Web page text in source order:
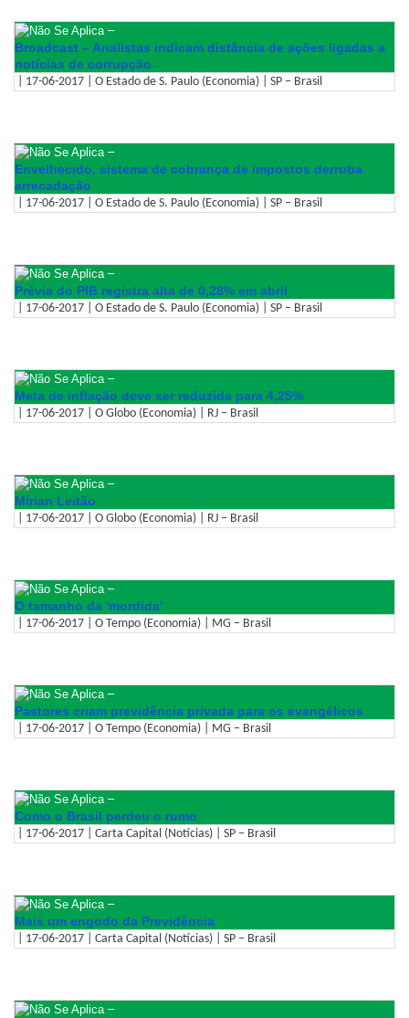
–
Broadcast – Analistas indicam distância de ações ligadas a
notícias de corrupção
| 17-06-2017 | O Estado de S. Paulo (Economia) | SP – Brasil
–
Envelhecido, sistema de cobrança de impostos derruba
arrecadação
| 17-06-2017 | O Estado de S. Paulo (Economia) | SP – Brasil
–
Prévia do PIB registra alta de 0,28% em abril
| 17-06-2017 | O Estado de S. Paulo (Economia) | SP – Brasil
–
Meta de inflação deve ser reduzida para 4,25%
| 17-06-2017 | O Globo (Economia) | RJ – Brasil
–
Mírian Leitão
| 17-06-2017 | O Globo (Economia) | RJ – Brasil
–
O tamanho da 'mordida'
| 17-06-2017 | O Tempo (Economia) | MG – Brasil
–
Pastores criam previdência privada para os evangélicos
| 17-06-2017 | O Tempo (Economia) | MG – Brasil
–
Como o Brasil perdeu o rumo
| 17-06-2017 | Carta Capital (Notícias) | SP – Brasil
–
Mais um engodo da Previdência
| 17-06-2017 | Carta Capital (Notícias) | SP – Brasil
–